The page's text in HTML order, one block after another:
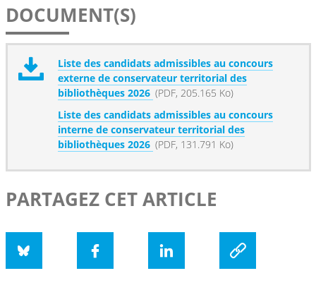
DOCUMENT(S)
Liste des candidats admissibles au concours
externe de conservateur territorial des
bibliothèques 2026 (PDF, 205.165 Ko)
Liste des candidats admissibles au concours
interne de conservateur territorial des
bibliothèques 2026 (PDF, 131.791 Ko)
PARTAGEZ CET ARTICLE